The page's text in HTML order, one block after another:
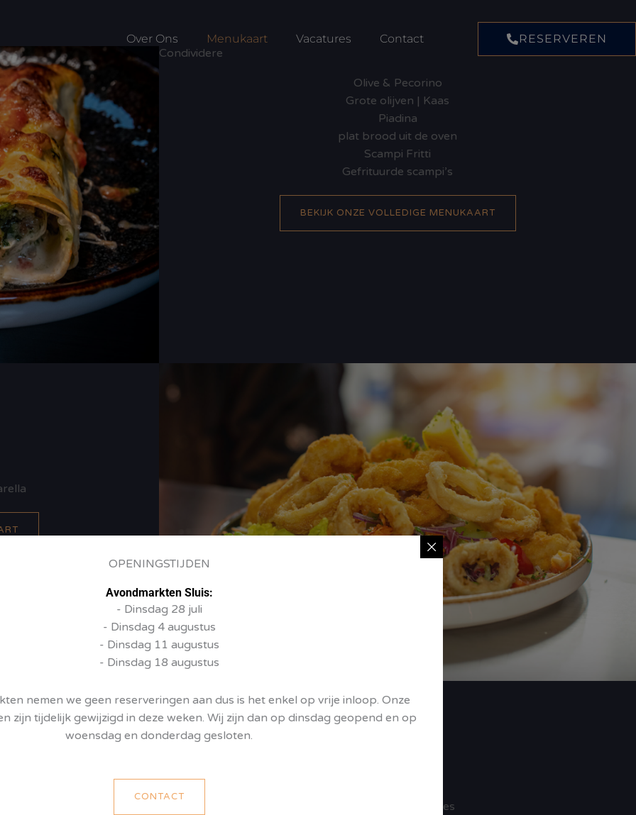
Over Ons Menukaart Vacatures Contact RESERVEREN
Condividere
Olive & Pecorino
Grote olijven | Kaas
Piadina
plat brood uit de oven
Scampi Fritti
Gefrituurde scampi’s
BEKIJK ONZE VOLLEDIGE MENUKAART
Funghi
Ansjovis | Kappertjes
OPENINGSTIJDEN
Avondmarkten Sluis:
- Dinsdag 28 juli
- Dinsdag 4 augustus
- Dinsdag 11 augustus
- Dinsdag 18 augustus
nemen we geen reserveringen aan dus is het enkel op vrije inloop. Onze
zijn tijdelijk gewijzigd in deze weken. Wij zijn dan op dinsdag geopend en op
woensdag en donderdag gesloten.
CONTACT